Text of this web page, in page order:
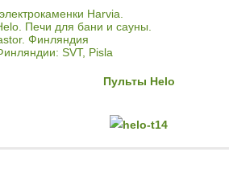
Пульты Helo